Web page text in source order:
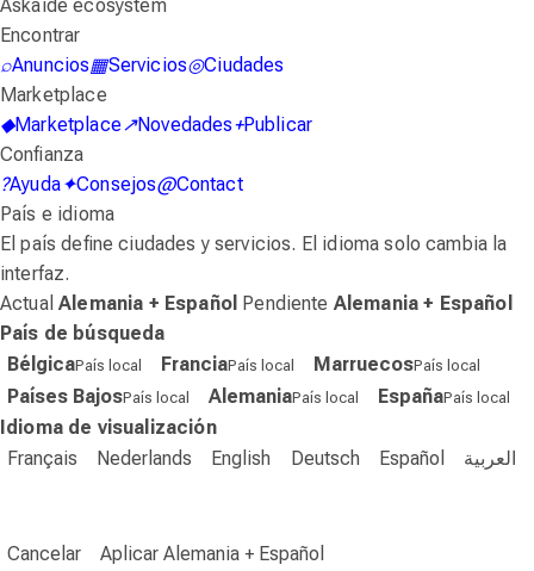
Askaide ecosystem
Encontrar
⌕Anuncios▦Servicios◎Ciudades
Marketplace
◆Marketplace↗Novedades+Publicar
Confianza
?Ayuda✦Consejos@Contact
País e idioma
El país define ciudades y servicios. El idioma solo cambia la
interfaz.
ActualAlemania + Español Pendiente Alemania + Español
País de búsqueda
BélgicaPaís local FranciaPaís local MarruecosPaís local
Países BajosPaís local AlemaniaPaís local EspañaPaís local
Idioma de visualización
Français
Nederlands English Deutsch Español العربية
Cancelar
Aplicar Alemania + Español